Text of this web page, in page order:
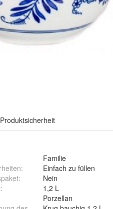
Produktsicherheit
Familie
:
Einfach zu füllen
:
Nein
:
1,2 L
Porzellan